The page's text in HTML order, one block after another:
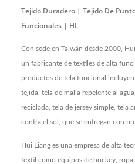
Tejido Duradero | Tejido De
Funcionales | HL
Con sede en Taiwán desde 2000,
un fabricante de textiles de alta
productos de tela funcional
tejida, tela de malla repelente al
reciclada, tela de jersey simple, tela
contra el sol, que se entregan con
Hui Liang es una empresa de alta
textil como equipos de hockey, ropa